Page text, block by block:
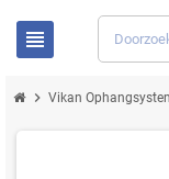
view_headline
chevron_right Vikan